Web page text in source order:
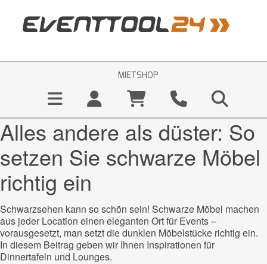
MIETSHOP
Alles andere als düster: So
setzen Sie schwarze Möbel
richtig ein
Schwarzsehen kann so schön sein! Schwarze Möbel machen
aus jeder Location einen eleganten Ort für Events –
vorausgesetzt, man setzt die dunklen Möbelstücke richtig ein.
In diesem Beitrag geben wir Ihnen Inspirationen für
Dinnertafeln und Lounges.